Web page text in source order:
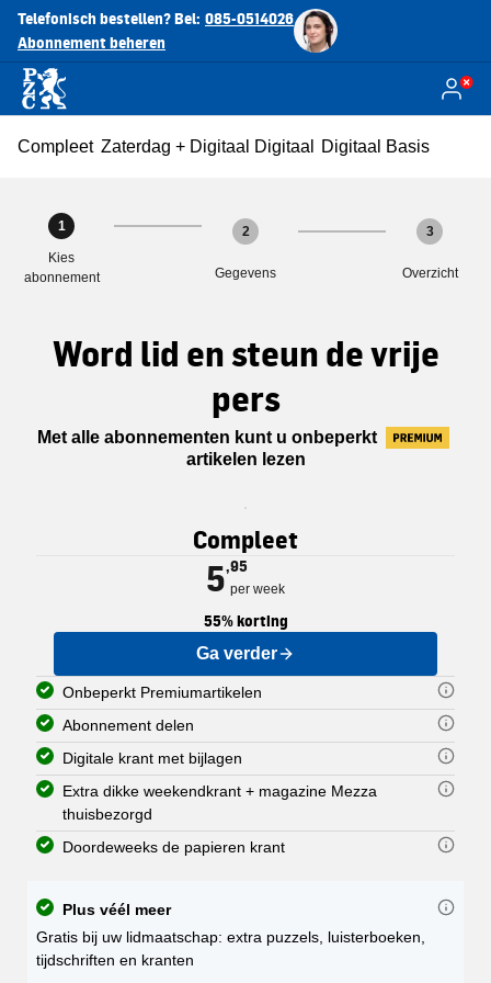
Telefonisch bestellen? Bel: 085-0514026
Abonnement beheren
Compleet Zaterdag + Digitaal Digitaal Digitaal Basis
1
Kies
abonnement
2
Gegevens
3
Overzicht
Word lid en steun de vrije
pers
Met alle abonnementen kunt u onbeperkt
artikelen lezen
Compleet
5,95
per week
55% korting
Ga verder
Onbeperkt Premiumartikelen
U kunt dus ook alle
Abonnement delen
Digitale krant met bijlagen
U kunt de digitale krant
Extra dikke weekendkrant + magazine Mezza
thuisbezorgd
U ontvangt hierbij óók Mezza, het
Doordeweeks de papieren krant
Nationaal en internationaal:
De PZC verschijnt in 5 regionale
Plus véél meer
Gratis bij uw lidmaatschap: extra puzzels, luisterboeken,
tijdschriften en kranten